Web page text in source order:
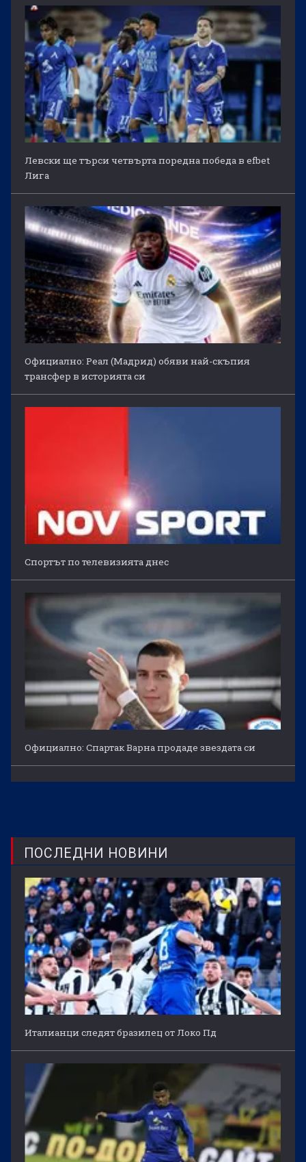
Левски ще търси четвърта поредна победа в efbet
Лига
Официално: Реал (Мадрид) обяви най-скъпия
трансфер в историята си
Спортът по телевизията днес
Официално: Спартак Варна продаде звездата си
ПОСЛЕДНИ НОВИНИ
Италианци следят бразилец от Локо Пд